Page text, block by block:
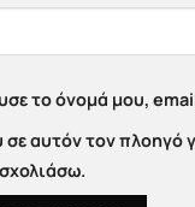
το όνομά μου,
αυτόν τον πλοηγό